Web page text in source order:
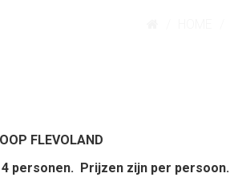
FLEVOLAND
personen. Prijzen zijn per persoon.